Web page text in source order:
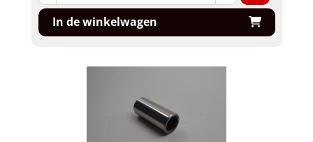
In de winkelwagen